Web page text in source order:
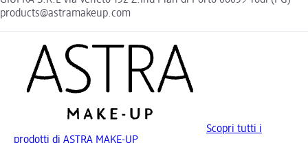
products@astramakeup.com
Scopri tutti i
prodotti di ASTRA MAKE-UP